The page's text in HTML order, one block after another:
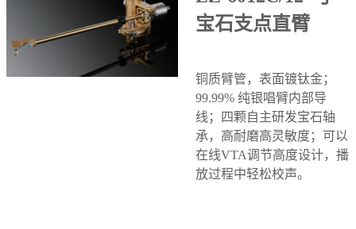
宝石支点直臂
铜质臂管，表面镀钛金；
99.99% 纯银唱臂内部导
线；四颗自主研发宝石轴
承，高耐磨高灵敏度；可以
在线VTA调节高度设计，播
放过程中轻松校声。